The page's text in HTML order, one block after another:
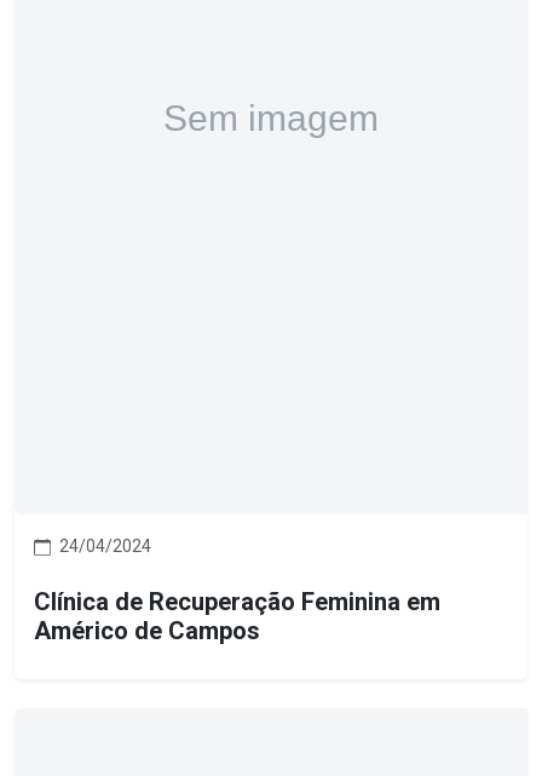
24/04/2024
Clínica de Recuperação Feminina em
Américo de Campos